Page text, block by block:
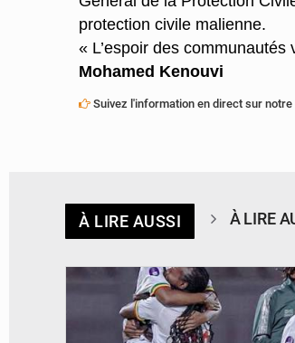
protection civile malienne.
« L’espoir des
Mohamed Kenouvi
Suivez l'information en direct sur notre
À LIRE AUSSI À LIRE
© FEMAFOOT